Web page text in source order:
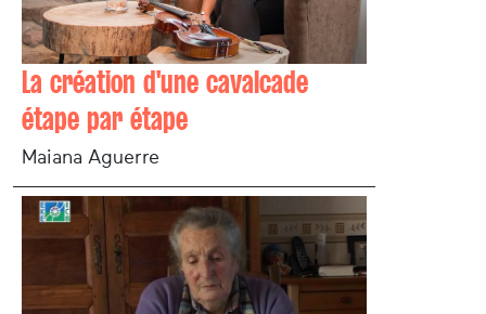
La création d'une cavalcade
étape par étape
Maiana Aguerre